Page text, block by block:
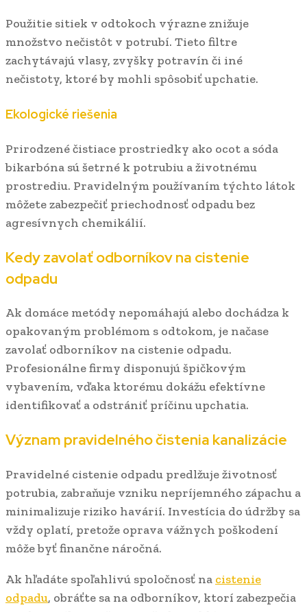
Použitie sitiek v odtokoch výrazne znižuje
množstvo nečistôt v potrubí. Tieto filtre
zachytávajú vlasy, zvyšky potravín či iné
nečistoty, ktoré by mohli spôsobiť upchatie.
Ekologické riešenia
Prirodzené čistiace prostriedky ako ocot a sóda
bikarbóna sú šetrné k potrubiu a životnému
prostrediu. Pravidelným používaním týchto látok
môžete zabezpečiť priechodnosť odpadu bez
agresívnych chemikálií.
Kedy zavolať odborníkov na cistenie
odpadu
Ak domáce metódy nepomáhajú alebo dochádza k
opakovaným problémom s odtokom, je načase
zavolať odborníkov na cistenie odpadu.
Profesionálne firmy disponujú špičkovým
vybavením, vďaka ktorému dokážu efektívne
identifikovať a odstrániť príčinu upchatia.
Význam pravidelného čistenia kanalizácie
Pravidelné cistenie odpadu predlžuje životnosť
potrubia, zabraňuje vzniku nepríjemného zápachu a
minimalizuje riziko havárií. Investícia do údržby sa
vždy oplatí, pretože oprava vážnych poškodení
môže byť finančne náročná.
Ak hľadáte spoľahlivú spoločnosť na cistenie
odpadu, obráťte sa na odborníkov, ktorí zabezpečia